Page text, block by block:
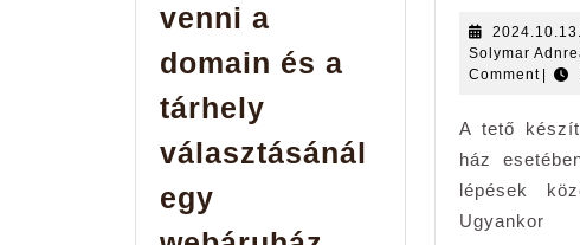
venni a
domain és a
tárhely
választásánál
egy
2024.10.13.
Solymar
Comment
A tető
ház
lépések